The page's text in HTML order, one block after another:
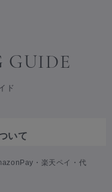
GUIDE
ド
いて
・楽天ペイ・代